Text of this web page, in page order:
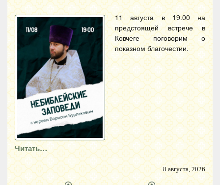
11 августа в 19.00 на
предстоящей встрече в
Ковчеге поговорим о
показном благочестии.
Читать…
8 августа, 2026